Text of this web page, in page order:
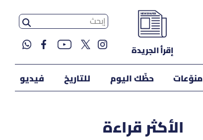
إقرأ الجريدة
منوّعات حظّك اليوم للتاريخ فيديو
الأكثر قراءة